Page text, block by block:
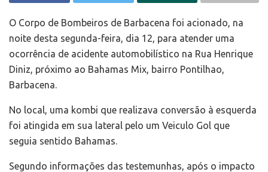
O Corpo de Bombeiros de Barbacena foi acionado, na
noite desta segunda-feira, dia 12, para atender uma
ocorrência de acidente automobilístico na Rua Henrique
Diniz, próximo ao Bahamas Mix, bairro Pontilhao,
Barbacena.
No local, uma kombi que realizava conversão à esquerda
foi atingida em sua lateral pelo um Veiculo Gol que
seguia sentido Bahamas.
Segundo informações das testemunhas, após o impacto